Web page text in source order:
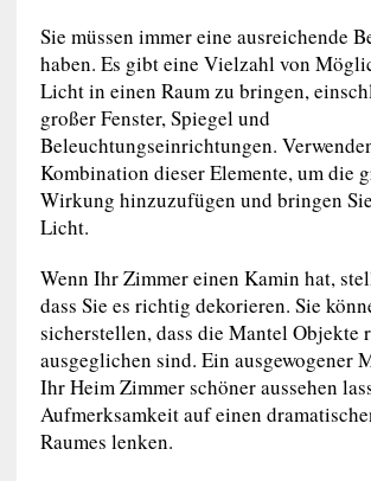
Sie müssen immer eine ausreichende
haben. Es gibt eine Vielzahl von
Licht in einen Raum zu bringen,
großer Fenster, Spiegel und
Beleuchtungseinrichtungen.
Kombination dieser Elemente, um die
Wirkung hinzuzufügen und bringen
Licht.
Wenn Ihr Zimmer einen Kamin hat,
dass Sie es richtig dekorieren. Sie
sicherstellen, dass die Mantel Objekte
ausgeglichen sind. Ein ausgewogener
Ihr Heim Zimmer schöner aussehen
Aufmerksamkeit auf einen
Raumes lenken.